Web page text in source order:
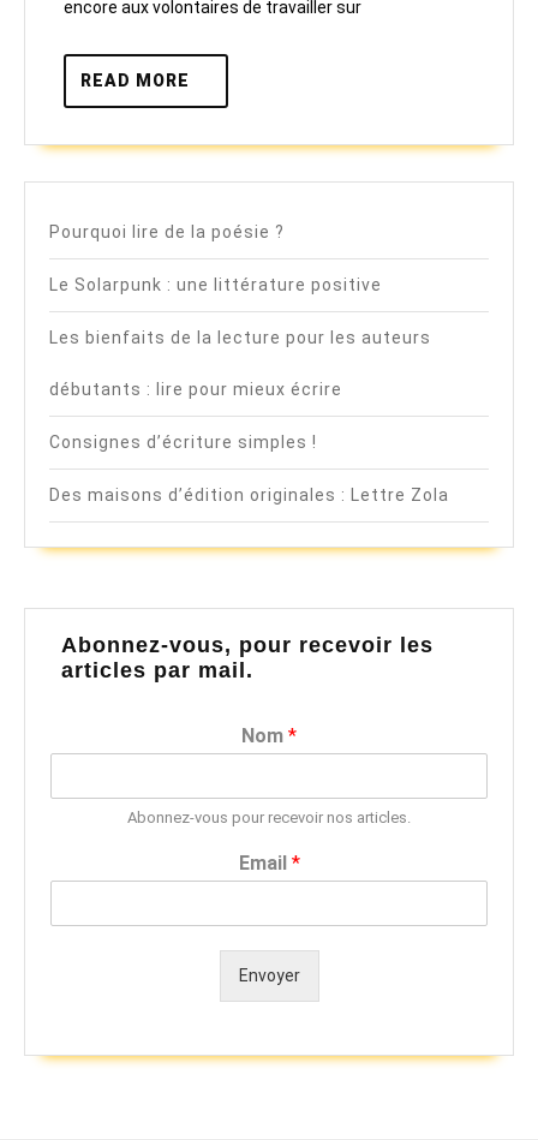
encore aux volontaires de travailler sur
READ MORE
MORE
Pourquoi lire de la poésie ?
Le Solarpunk : une littérature positive
Les bienfaits de la lecture pour les auteurs
débutants : lire pour mieux écrire
Consignes d’écriture simples !
Des maisons d’édition originales : Lettre Zola
Abonnez-vous, pour recevoir les
articles par mail.
Nom *
Abonnez-vous pour recevoir nos articles.
Email *
Envoyer